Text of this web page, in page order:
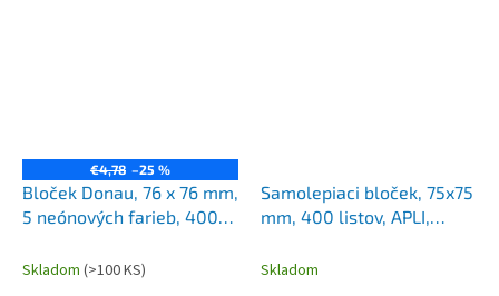
€4,78 –25 %
Bloček Donau, 76 x 76 mm,
5 neónových farieb, 400
Skladom (>100 KS)
Samolepiaci bloček, 75x75
mm, 400 listov, APLI,
Skladom